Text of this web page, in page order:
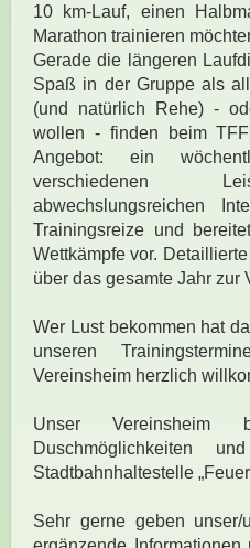
10 km-Lauf, einen
Marathon trainieren
Gerade die längeren
Spaß in der Gruppe als
(und natürlich Rehe) -
wollen - finden beim
Angebot: ein
verschiedenen
abwechslungsreichen
Trainingsreize und
Wettkämpfe vor.
über das gesamte Jahr zur
Wer Lust bekommen hat
unseren
Vereinsheim herzlich
Unser Vereinsheim
Duschmöglichkeiten
Stadtbahnhaltestelle
Sehr gerne geben unser/